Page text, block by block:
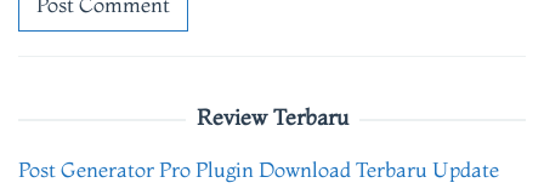
Review Terbaru
Post Generator Pro Plugin Download Terbaru Update